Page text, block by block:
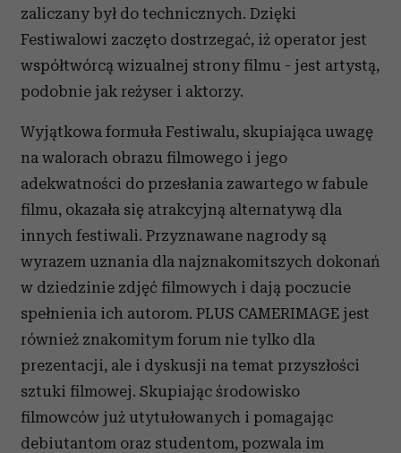
zaliczany był do technicznych. Dzięki
Festiwalowi zaczęto dostrzegać, iż operator jest
współtwórcą wizualnej strony filmu - jest artystą,
podobnie jak reżyser i aktorzy.
Wyjątkowa formuła Festiwalu, skupiająca uwagę
na walorach obrazu filmowego i jego
adekwatności do przesłania zawartego w fabule
filmu, okazała się atrakcyjną alternatywą dla
innych festiwali. Przyznawane nagrody są
wyrazem uznania dla najznakomitszych dokonań
w dziedzinie zdjęć filmowych i dają poczucie
spełnienia ich autorom. PLUS CAMERIMAGE jest
również znakomitym forum nie tylko dla
prezentacji, ale i dyskusji na temat przyszłości
sztuki filmowej. Skupiając środowisko
filmowców już utytułowanych i pomagając
debiutantom oraz studentom, pozwala im